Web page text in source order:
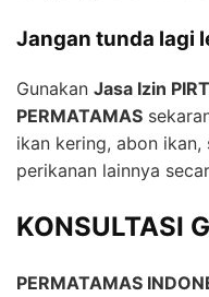
Jangan tunda lagi
Gunakan Jasa Izin
PERMATAMAS
ikan kering, abon
perikanan lainnya
KONSULTASI
PERMATAMAS